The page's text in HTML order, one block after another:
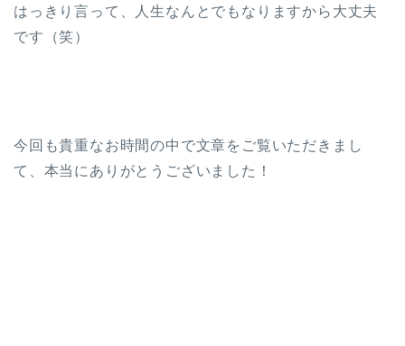
はっきり言って、人生なんとでもなりますから大丈夫
です（笑）
今回も貴重なお時間の中で文章をご覧いただきまし
て、本当にありがとうございました！